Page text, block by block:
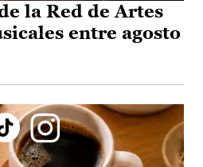
la Red de Artes
entre agosto